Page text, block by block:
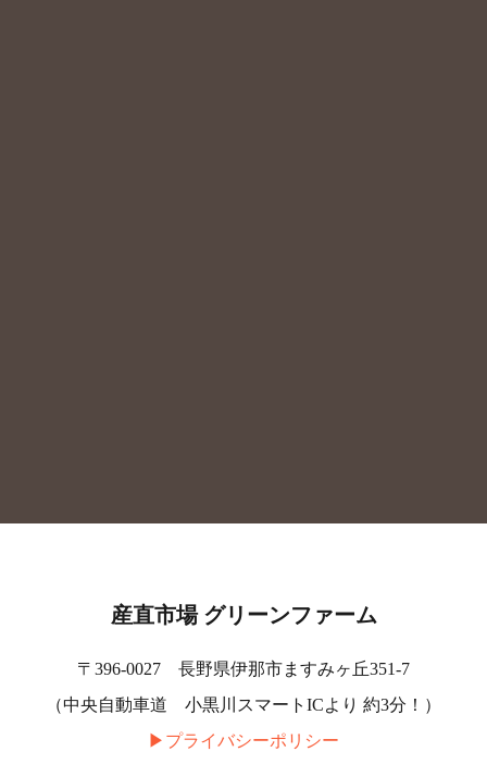
産直市場 グリーンファーム
〒396-0027 長野県伊那市ますみヶ丘351-7
（中央自動車道 小黒川スマートICより 約3分！）
▶︎プライバシーポリシー